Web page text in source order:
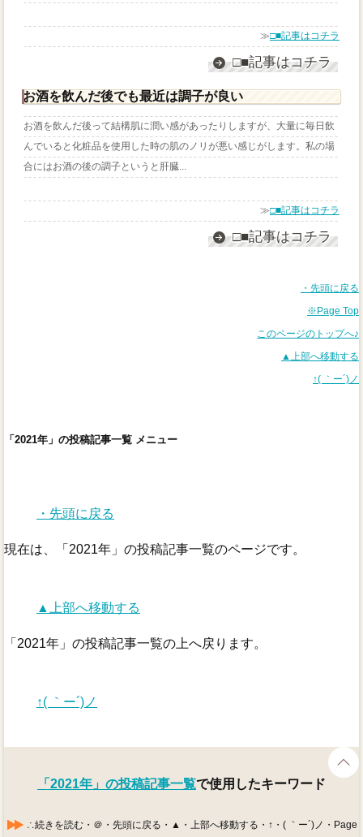
≫□■記事はコチラ
□■記事はコチラ
お酒を飲んだ後でも最近は調子が良い
お酒を飲んだ後って結構肌に潤い感があったりしますが、大量に毎日飲
んでいると化粧品を使用した時の肌のノリが悪い感じがします。私の場
合にはお酒の後の調子というと肝臓...
≫□■記事はコチラ
□■記事はコチラ
・先頭に戻る
※Page Top
このページのトップへ♪
▲上部へ移動する
↑( ｀ー´)ノ
「2021年」の投稿記事一覧 メニュー
・先頭に戻る
現在は、「2021年」の投稿記事一覧のページです。
▲上部へ移動する
「2021年」の投稿記事一覧の上へ戻ります。
↑( ｀ー´)ノ
「2021年」の投稿記事一覧で使用したキーワード
∴続きを読む・＠・先頭に戻る・▲・上部へ移動する・↑・( ｀ー´)ノ・Page